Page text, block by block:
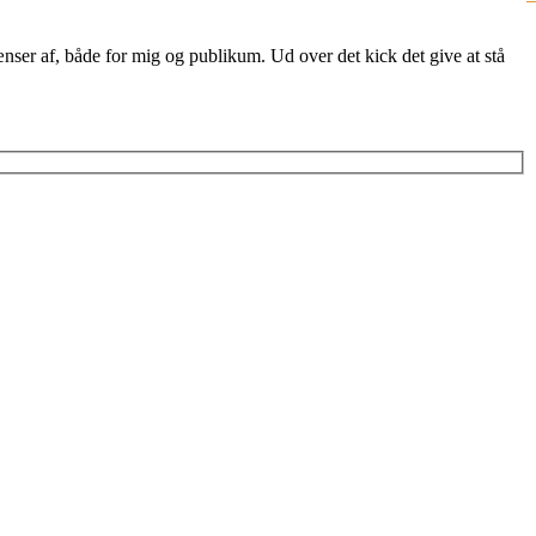
af, både for mig og publikum. Ud over det kick det give at stå